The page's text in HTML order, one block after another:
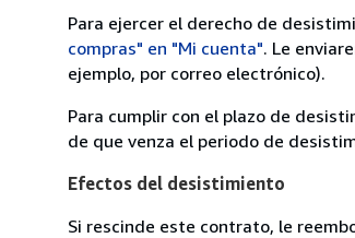
Para ejercer el derecho de
compras" en "Mi cuenta". Le
ejemplo, por correo electrónico).
Para cumplir con el plazo de
de que venza el periodo de
Efectos del desistimiento
Si rescinde este contrato, le